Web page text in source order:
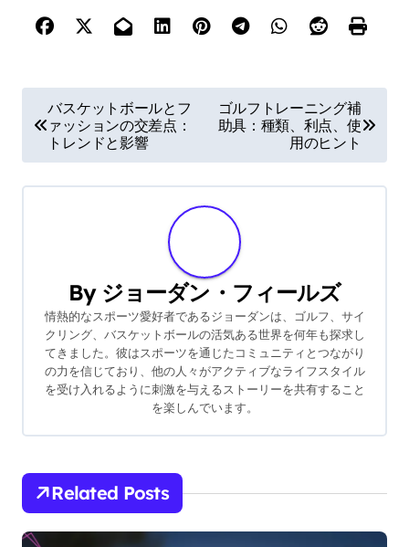
Post navigation
バスケットボールとフ
ァッションの交差点：
トレンドと影響
ゴルフトレーニング補
助具：種類、利点、使
用のヒント
By ジョーダン・フィールズ
情熱的なスポーツ愛好者であるジョーダンは、ゴルフ、サイ
クリング、バスケットボールの活気ある世界を何年も探求し
てきました。彼はスポーツを通じたコミュニティとつながり
の力を信じており、他の人々がアクティブなライフスタイル
を受け入れるように刺激を与えるストーリーを共有すること
を楽しんでいます。
Related Posts